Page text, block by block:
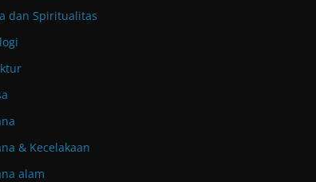
dan Spiritualitas
& Kecelakaan
alam